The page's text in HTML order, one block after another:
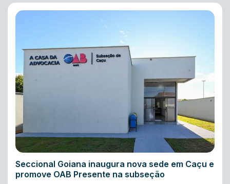
Seccional Goiana inaugura nova sede em Caçu e
promove OAB Presente na subseção